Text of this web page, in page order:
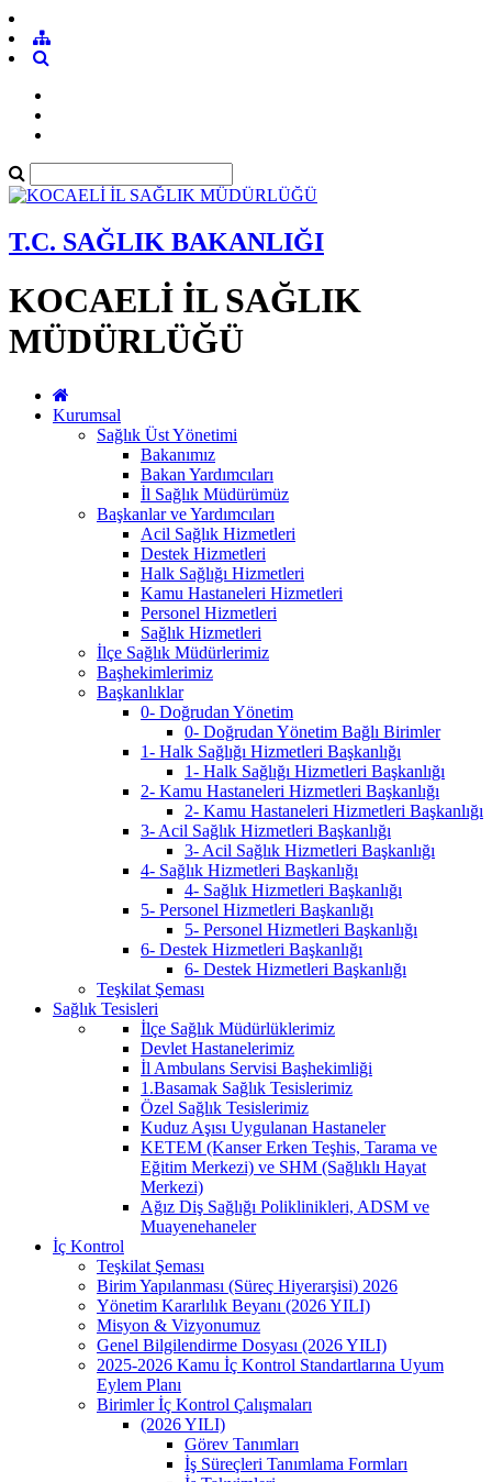
T.C. SAĞLIK BAKANLIĞI
KOCAELİ İL SAĞLIK
MÜDÜRLÜĞÜ
Kurumsal
Sağlık Üst Yönetimi
Bakanımız
Bakan Yardımcıları
İl Sağlık Müdürümüz
Başkanlar ve Yardımcıları
Acil Sağlık Hizmetleri
Destek Hizmetleri
Halk Sağlığı Hizmetleri
Kamu Hastaneleri Hizmetleri
Personel Hizmetleri
Sağlık Hizmetleri
İlçe Sağlık Müdürlerimiz
Başhekimlerimiz
Başkanlıklar
0- Doğrudan Yönetim
0- Doğrudan Yönetim Bağlı Birimler
1- Halk Sağlığı Hizmetleri Başkanlığı
1- Halk Sağlığı Hizmetleri Başkanlığı
2- Kamu Hastaneleri Hizmetleri Başkanlığı
2- Kamu Hastaneleri Hizmetleri Başkanlığı
3- Acil Sağlık Hizmetleri Başkanlığı
3- Acil Sağlık Hizmetleri Başkanlığı
4- Sağlık Hizmetleri Başkanlığı
4- Sağlık Hizmetleri Başkanlığı
5- Personel Hizmetleri Başkanlığı
5- Personel Hizmetleri Başkanlığı
6- Destek Hizmetleri Başkanlığı
6- Destek Hizmetleri Başkanlığı
Teşkilat Şeması
Sağlık Tesisleri
İlçe Sağlık Müdürlüklerimiz
Devlet Hastanelerimiz
İl Ambulans Servisi Başhekimliği
1.Basamak Sağlık Tesislerimiz
Özel Sağlık Tesislerimiz
Kuduz Aşısı Uygulanan Hastaneler
KETEM (Kanser Erken Teşhis, Tarama ve
Eğitim Merkezi) ve SHM (Sağlıklı Hayat
Merkezi)
Ağız Diş Sağlığı Poliklinikleri, ADSM ve
Muayenehaneler
İç Kontrol
Teşkilat Şeması
Birim Yapılanması (Süreç Hiyerarşisi) 2026
Yönetim Kararlılık Beyanı (2026 YILI)
Misyon & Vizyonumuz
Genel Bilgilendirme Dosyası (2026 YILI)
2025-2026 Kamu İç Kontrol Standartlarına Uyum
Eylem Planı
Birimler İç Kontrol Çalışmaları
(2026 YILI)
Görev Tanımları
İş Süreçleri Tanımlama Formları